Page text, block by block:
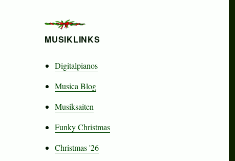
MUSIKLINKS
Digitalpianos
Musica Blog
Musiksaiten
Funky Christmas
Christmas '26